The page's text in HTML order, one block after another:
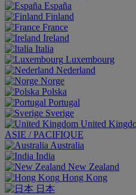
España
Finland
France
Ireland
Italia
Luxembourg
Nederland
Norge
Polska
Portugal
Sverige
United
ASIE / PACIFIQUE
Australia
India
New Zealand
Hong Kong
日本